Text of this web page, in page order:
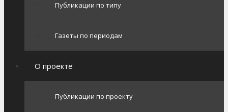
Публикации по типу
Газеты по периодам
О проекте
Публикации по проекту